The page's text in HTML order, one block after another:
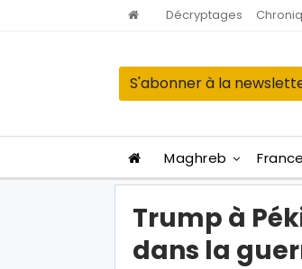
Décryptages
S'abonner à la
Maghreb France
Trump à
dans la